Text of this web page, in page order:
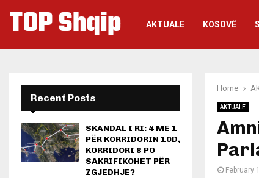
TOP Shqip AKTUALE KOSOVË
Home
AKTUALE
February
Recent Posts
SKANDAL I RI: 4 ME 1
PËR KORRIDORIN 10D,
KORRIDORI 8 PO
SAKRIFIKOHET PËR
ZGJEDHJE?